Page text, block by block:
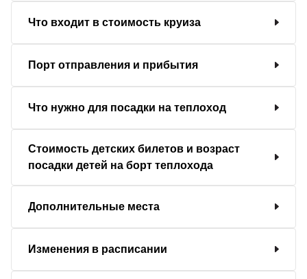
Что входит в стоимость круиза
Порт отправления и прибытия
Что нужно для посадки на теплоход
Стоимость детских билетов и возраст
посадки детей на борт теплохода
Дополнительные места
Изменения в расписании